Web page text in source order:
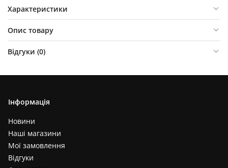
Характеристики
Опис товару
Відгуки (0)
Інформація
Новини
Наші магазини
Мої замовлення
Відгуки